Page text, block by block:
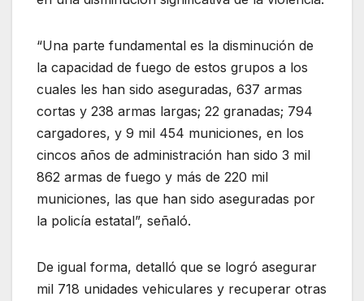
“Una parte fundamental es la disminución de
la capacidad de fuego de estos grupos a los
cuales les han sido aseguradas, 637 armas
cortas y 238 armas largas; 22 granadas; 794
cargadores, y 9 mil 454 municiones, en los
cincos años de administración han sido 3 mil
862 armas de fuego y más de 220 mil
municiones, las que han sido aseguradas por
la policía estatal”, señaló.
De igual forma, detalló que se logró asegurar
mil 718 unidades vehiculares y recuperar otras